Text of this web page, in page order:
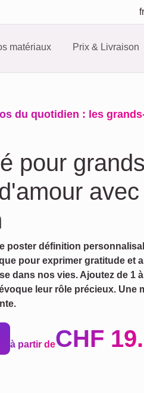
fr
matériaux Prix & Livraison
du quotidien : les
pour
avec
poster définition
pour exprimer gratitude et
dans nos vies. Ajoutez de 1
leur rôle précieux. Une
à partir deCHF